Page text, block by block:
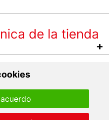
de la tienda